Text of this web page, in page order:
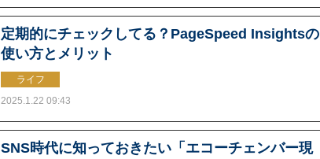
定期的にチェックしてる？PageSpeed Insightsの
使い方とメリット
ライフ
2025.1.22 09:43
SNS時代に知っておきたい「エコーチェンバー現